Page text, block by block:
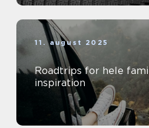
11. august 2025
Roadtrips for hele
inspiration